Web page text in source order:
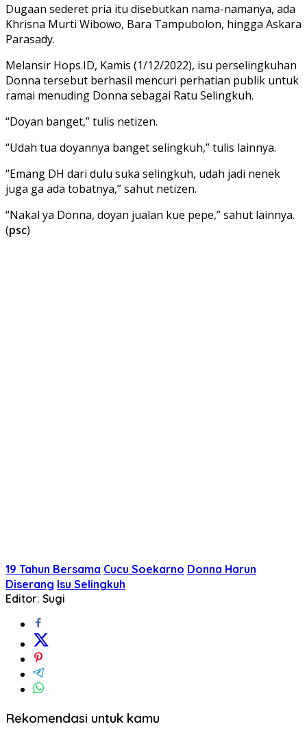
Dugaan sederet pria itu disebutkan nama-namanya, ada
Khrisna Murti Wibowo, Bara Tampubolon, hingga Askara
Parasady.
Melansir Hops.ID, Kamis (1/12/2022), isu perselingkuhan
Donna tersebut berhasil mencuri perhatian publik untuk
ramai menuding Donna sebagai Ratu Selingkuh.
“Doyan banget,” tulis netizen.
“Udah tua doyannya banget selingkuh,” tulis lainnya.
“Emang DH dari dulu suka selingkuh, udah jadi nenek
juga ga ada tobatnya,” sahut netizen.
“Nakal ya Donna, doyan jualan kue pepe,” sahut lainnya.
(psc)
19 Tahun Bersama Cucu Soekarno Donna Harun
Diserang Isu Selingkuh
Editor: Sugi
Rekomendasi untuk kamu